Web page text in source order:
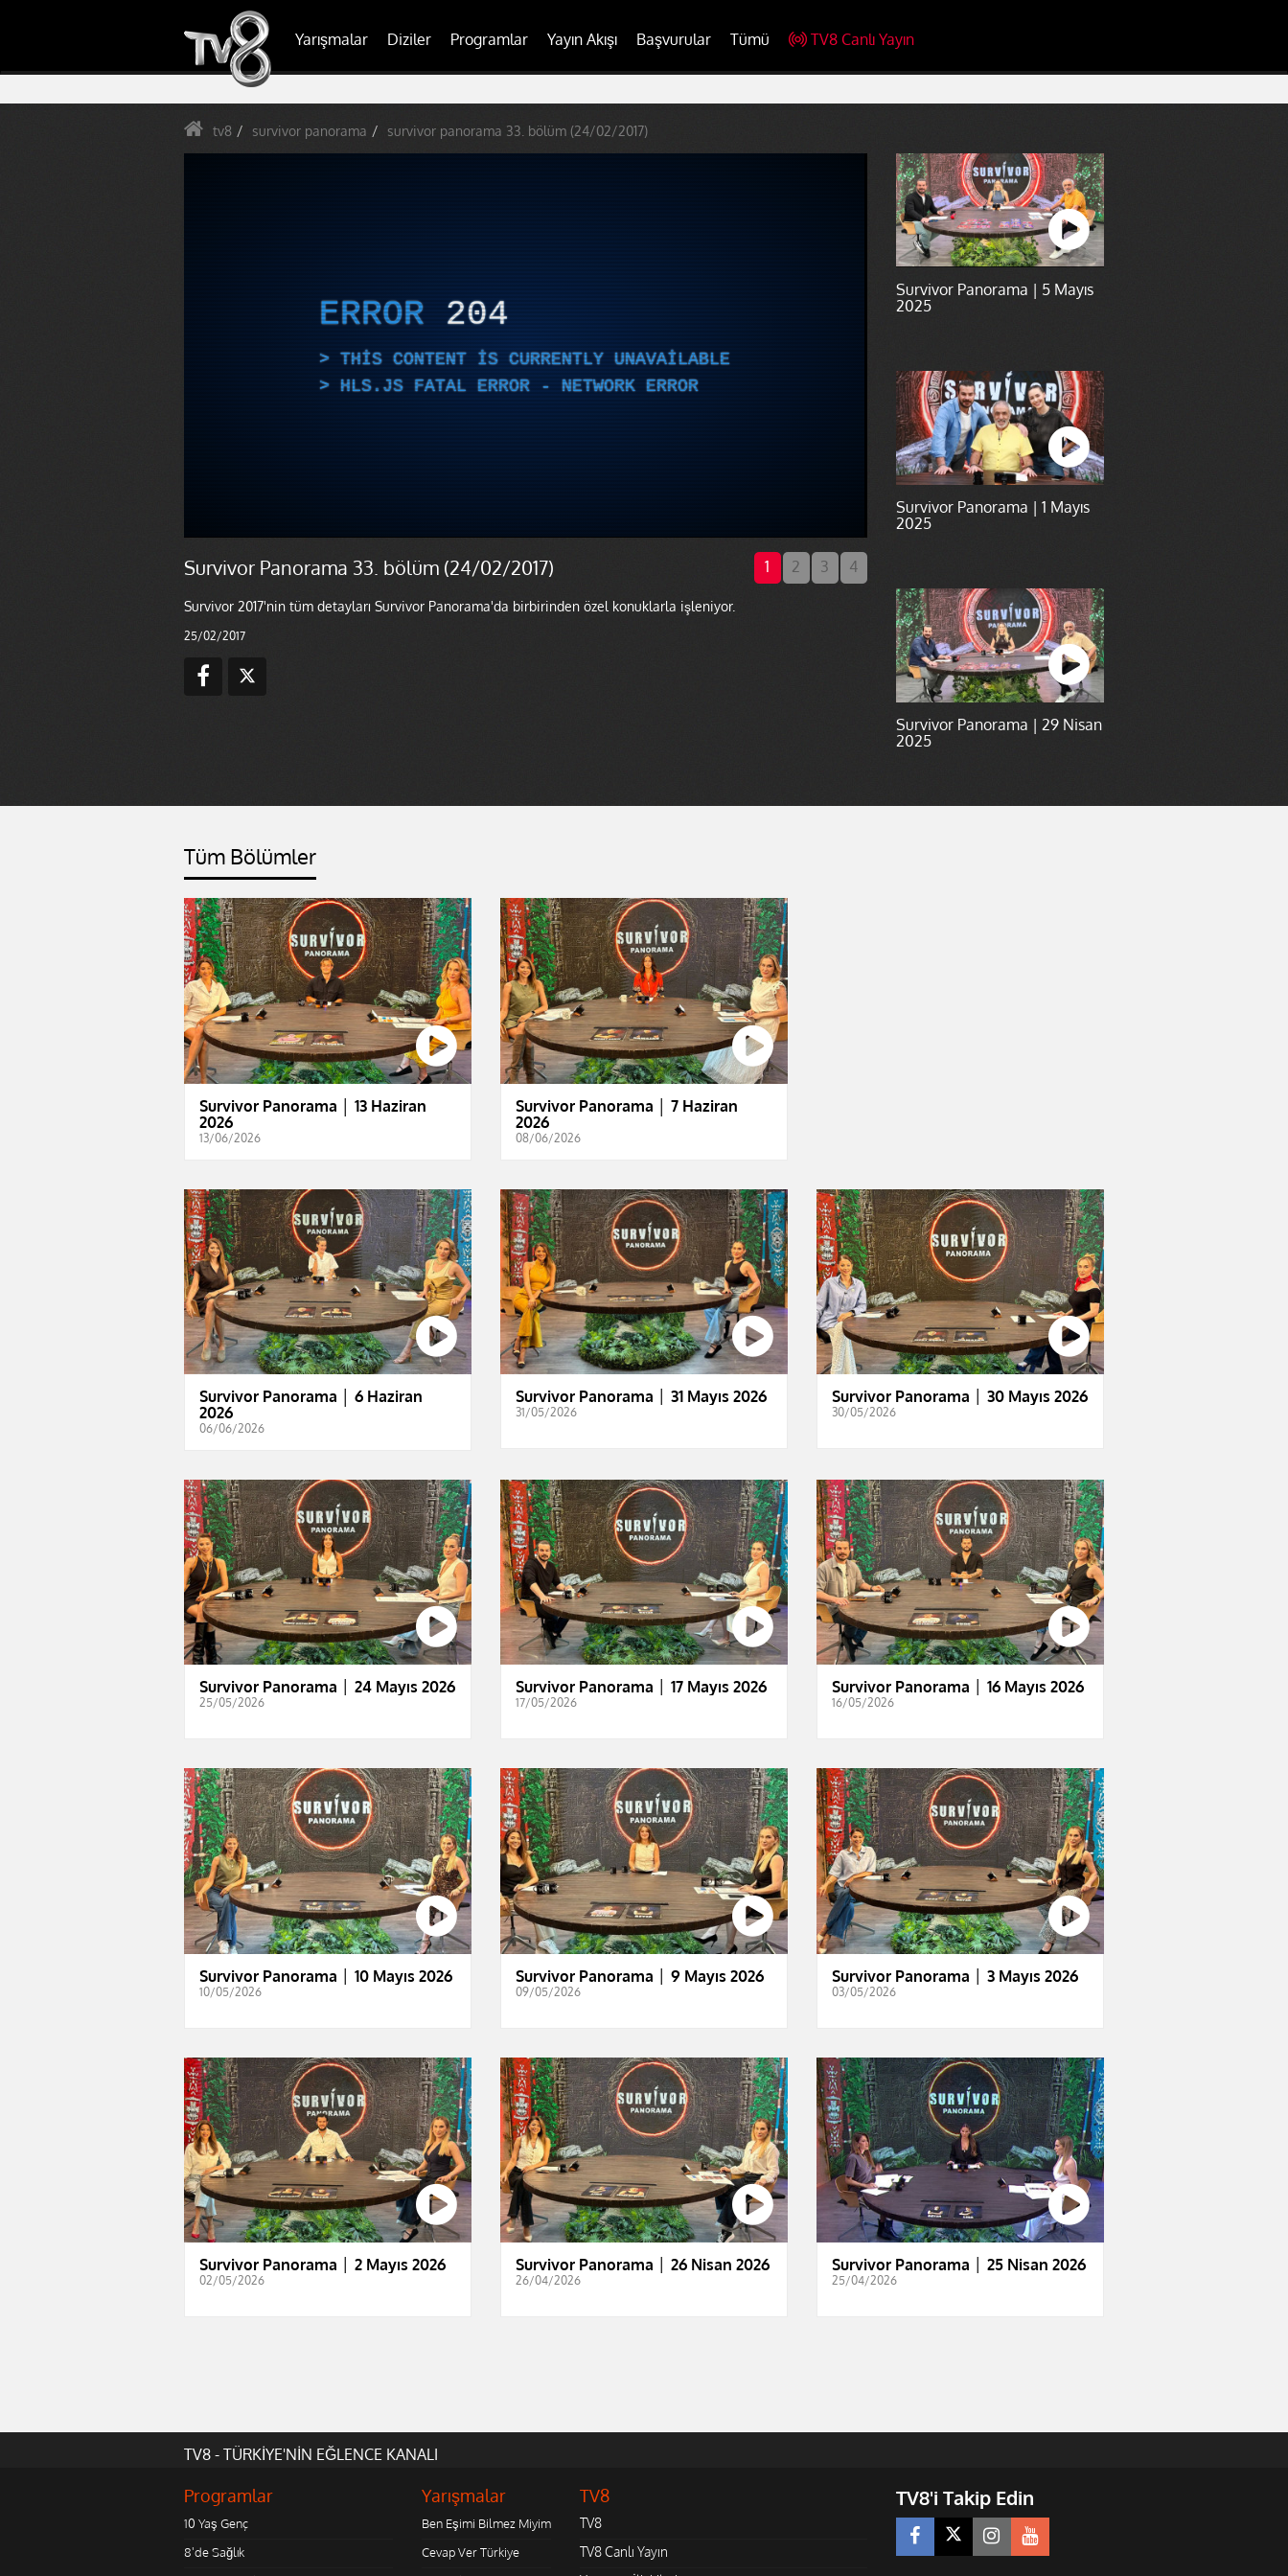
Yarışmalar Diziler Programlar Yayın Akışı Başvurular Tümü TV8 Canlı Yayın
tv8 survivor panorama survivor panorama 33. bölüm (24/02/2017)
ERROR 204
THIS CONTENT IS CURRENTLY UNAVAILABLE
HLS.JS FATAL ERROR - NETWORK ERROR
Survivor Panorama 33. bölüm (24/02/2017) 1 2 3 4
Survivor 2017'nin tüm detayları Survivor Panorama'da birbirinden özel konuklarla işleniyor.
25/02/2017
Survivor Panorama | 5 Mayıs
2025
Survivor Panorama | 1 Mayıs
2025
Survivor Panorama | 29 Nisan
2025
Tüm Bölümler
Survivor Panorama │ 13 Haziran
2026
13/06/2026
Survivor Panorama │ 7 Haziran
2026
08/06/2026
Survivor Panorama │ 6 Haziran
2026
06/06/2026
Survivor Panorama │ 31 Mayıs 2026
31/05/2026
Survivor Panorama │ 30 Mayıs 2026
30/05/2026
Survivor Panorama │ 24 Mayıs 2026
25/05/2026
Survivor Panorama │ 17 Mayıs 2026
17/05/2026
Survivor Panorama │ 16 Mayıs 2026
16/05/2026
Survivor Panorama │ 10 Mayıs 2026
10/05/2026
Survivor Panorama │ 9 Mayıs 2026
09/05/2026
Survivor Panorama │ 3 Mayıs 2026
03/05/2026
Survivor Panorama │ 2 Mayıs 2026
02/05/2026
Survivor Panorama │ 26 Nisan 2026
26/04/2026
Survivor Panorama │ 25 Nisan 2026
25/04/2026
TV8 - TÜRKİYE'NİN EĞLENCE KANALI
Programlar
10 Yaş Genç
8'de Sağlık
Yarışmalar
Ben Eşimi Bilmez Miyim
Cevap Ver Türkiye
TV8
TV8
TV8 Canlı Yayın
TV8'i Takip Edin